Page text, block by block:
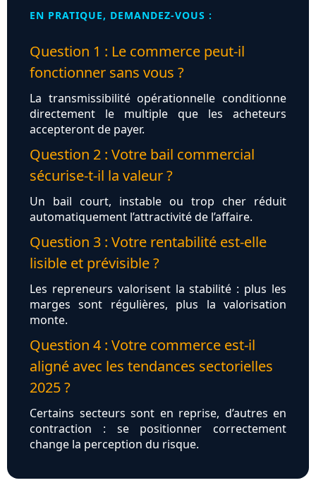
EN PRATIQUE, DEMANDEZ-VOUS :
Question 1 : Le commerce peut-il
fonctionner sans vous ?
La transmissibilité opérationnelle conditionne
directement le multiple que les acheteurs
accepteront de payer.
Question 2 : Votre bail commercial
sécurise-t-il la valeur ?
Un bail court, instable ou trop cher réduit
automatiquement l’attractivité de l’affaire.
Question 3 : Votre rentabilité est-elle
lisible et prévisible ?
Les repreneurs valorisent la stabilité : plus les
marges sont régulières, plus la valorisation
monte.
Question 4 : Votre commerce est-il
aligné avec les tendances sectorielles
2025 ?
Certains secteurs sont en reprise, d’autres en
contraction : se positionner correctement
change la perception du risque.